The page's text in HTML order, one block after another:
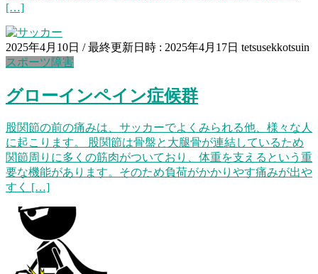
[…]
2025年4月10日 / 最終更新日時 : 2025年4月17日 tetsusekkotsuin
スポーツ障害
グローインペイン症候群
股関節の前の痛みは、サッカーでよくみられる他、様々な人
に起こります。 股関節は骨盤と大腿骨が連結しているため
関節周りに多くの筋肉がついており、体重を支えるという重
要な機能があります。そのため負荷がかかりやす痛みが出や
すく […]